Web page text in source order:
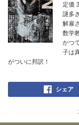
定価
謎多
解雇
数学
かつ
子は
がついに邦訳！
シェア